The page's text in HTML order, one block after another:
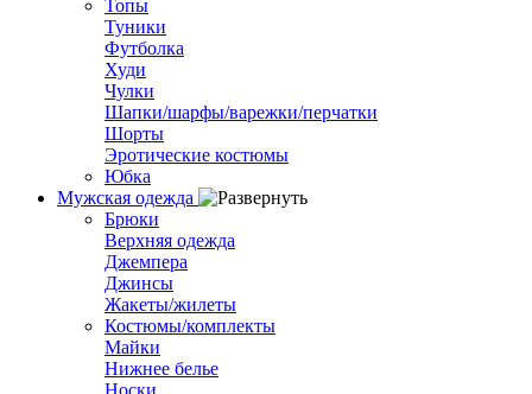
Топы
Туники
Футболка
Худи
Чулки
Шапки/шарфы/варежки/перчатки
Шорты
Эротические костюмы
Юбка
Мужская одежда
Брюки
Верхняя одежда
Джемпера
Джинсы
Жакеты/жилеты
Костюмы/комплекты
Майки
Нижнее белье
Носки